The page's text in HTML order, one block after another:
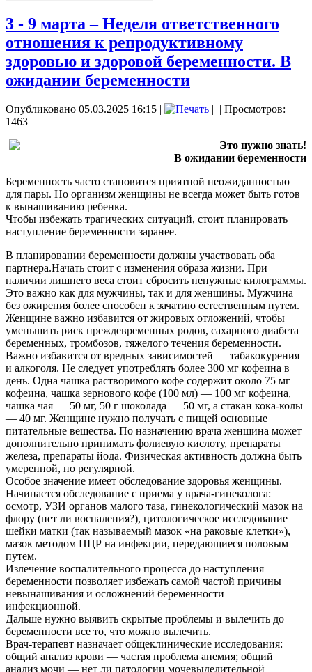
3 - 9 марта – Неделя ответственного
отношения к репродуктивному
здоровью и здоровой беременности. В
ожидании беременности
Опубликовано 05.03.2025 16:15 | | | Просмотров:
1463
Это нужно знать!
В ожидании беременности
Беременность часто становится приятной неожиданностью
для пары. Но организм женщины не всегда может быть готов
к вынашиванию ребенка.
Чтобы избежать трагических ситуаций, стоит планировать
наступление беременности заранее.
В планировании беременности должны участвовать оба
партнера.Начать стоит с изменения образа жизни. При
наличии лишнего веса стоит сбросить ненужные килограммы.
Это важно как для мужчины, так и для женщины. Мужчина
без ожирения более способен к зачатию естественным путем.
Женщине важно избавится от жировых отложений, чтобы
уменьшить риск преждевременных родов, сахарного диабета
беременных, тромбозов, тяжелого течения беременности.
Важно избавится от вредных зависимостей — табакокурения
и алкоголя. Не следует употреблять более 300 мг кофеина в
день. Одна чашка растворимого кофе содержит около 75 мг
кофеина, чашка зернового кофе (100 мл) — 100 мг кофеина,
чашка чая — 50 мг, 50 г шоколада — 50 мг, а стакан кока-колы
— 40 мг. Женщине нужно получать с пищей основные
питательные вещества. По назначению врача женщина может
дополнительно принимать фолиевую кислоту, препараты
железа, препараты йода. Физическая активность должна быть
умеренной, но регулярной.
Особое значение имеет обследование здоровья женщины.
Начинается обследование с приема у врача-гинеколога:
осмотр, УЗИ органов малого таза, гинекологический мазок на
флору (нет ли воспаления?), цитологическое исследование
шейки матки (так называемый мазок «на раковые клетки»),
мазок методом ПЦР на инфекции, передающиеся половым
путем.
Излечение воспалительного процесса до наступления
беременности позволяет избежать самой частой причины
невынашивания и осложнений беременности —
инфекционной.
Дальше нужно выявить скрытые проблемы и вылечить до
беременности все то, что можно вылечить.
Врач-терапевт назначает общеклинические исследования:
общий анализ крови — частая проблема анемия; общий
анализ мочи — нет ли патологии мочевыделительной